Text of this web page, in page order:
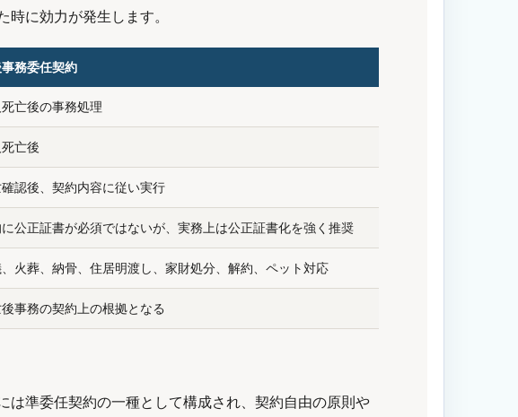
に効力が発生します。
務委任契約
亡後の事務処理
亡後
認後、契約内容に従い実行
公正証書が必須ではないが、実務上は公正証書化を強く推奨
火葬、納骨、住居明渡し、家財処分、解約、ペット対応
事務の契約上の根拠となる
準委任契約の一種として構成され、契約自由の原則や